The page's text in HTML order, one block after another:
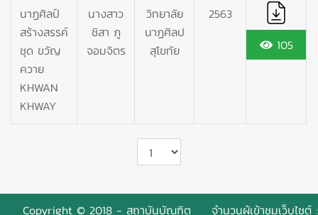
นาฏศิลป์
สร้างสรรค์
ชุด ขวัญ
ควาย
KHWAN
KHWAY
นางสาว
ชิสา ภู
จอมจิตร
วิทยาลัย
นาฏศิลป
สุโขทัย
2563
105
Copyright © 2018 - สถาบันบัณฑิต จำนวนผู้เข้าชมเว็บไซต์ :